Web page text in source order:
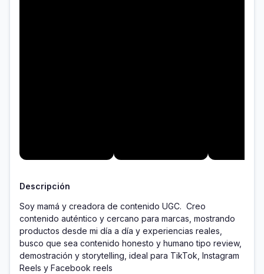
Descripción
Soy mamá y creadora de contenido UGC.  Creo
contenido auténtico y cercano para marcas, mostrando
productos desde mi día a día y experiencias reales,
busco que sea contenido honesto y humano tipo review,
demostración y storytelling, ideal para TikTok, Instagram
Reels y Facebook reels